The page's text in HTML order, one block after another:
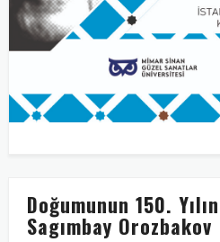
Doğumunun 150.
Sagımbay Orozbakov